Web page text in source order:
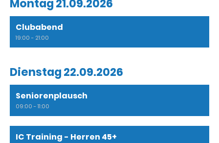
Montag 21.09.2026
Clubabend
19:00 - 21:00
Dienstag 22.09.2026
Seniorenplausch
09:00 - 11:00
IC Training - Herren 45+